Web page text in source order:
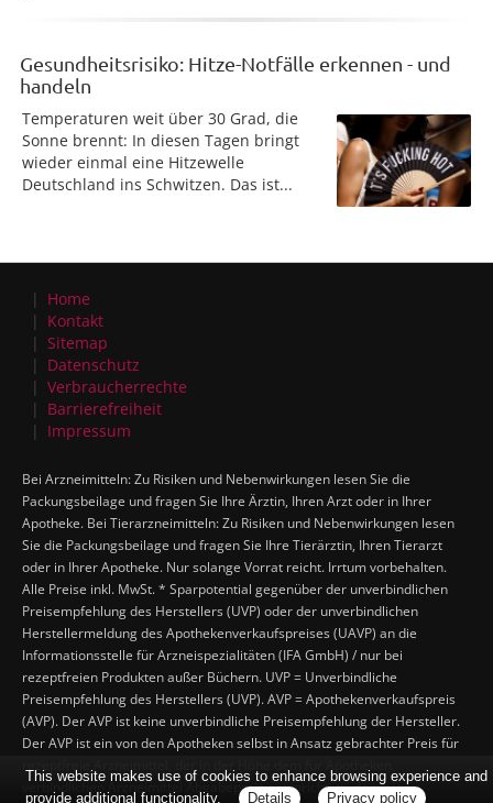
Gesundheitsrisiko: Hitze-Notfälle erkennen - und
handeln
Temperaturen weit über 30 Grad, die
Sonne brennt: In diesen Tagen bringt
wieder einmal eine Hitzewelle
Deutschland ins Schwitzen. Das ist...
Home
Kontakt
Sitemap
Datenschutz
Verbraucherrechte
Barrierefreiheit
Impressum
Bei Arzneimitteln: Zu Risiken und Nebenwirkungen lesen Sie die
Packungsbeilage und fragen Sie Ihre Ärztin, Ihren Arzt oder in Ihrer
Apotheke. Bei Tierarzneimitteln: Zu Risiken und Nebenwirkungen lesen
Sie die Packungsbeilage und fragen Sie Ihre Tierärztin, Ihren Tierarzt
oder in Ihrer Apotheke. Nur solange Vorrat reicht. Irrtum vorbehalten.
Alle Preise inkl. MwSt. * Sparpotential gegenüber der unverbindlichen
Preisempfehlung des Herstellers (UVP) oder der unverbindlichen
Herstellermeldung des Apothekenverkaufspreises (UAVP) an die
Informationsstelle für Arzneispezialitäten (IFA GmbH) / nur bei
rezeptfreien Produkten außer Büchern. UVP = Unverbindliche
Preisempfehlung des Herstellers (UVP). AVP = Apothekenverkaufspreis
(AVP). Der AVP ist keine unverbindliche Preisempfehlung der Hersteller.
Der AVP ist ein von den Apotheken selbst in Ansatz gebrachter Preis für
verbindlichen Arzneimittel Abgabepreis entspricht, zu dem eine
This website makes use of cookies to enhance browsing experience and
provide additional functionality.
Details Privacy policy